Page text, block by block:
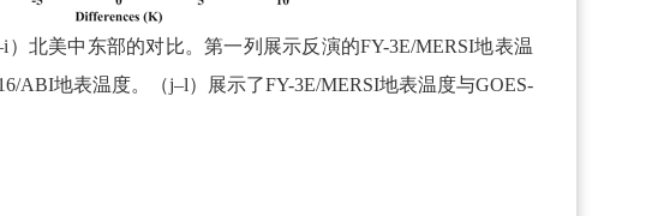
北美中东部的对比。第一列展示反演的FY-3E/MERSI地表温
ABI地表温度。（j–l）展示了FY-3E/MERSI地表温度与GOES-